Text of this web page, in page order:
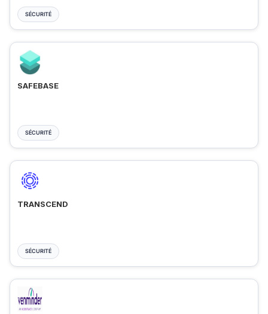
SÉCURITÉ
SAFEBASE
SÉCURITÉ
TRANSCEND
SÉCURITÉ